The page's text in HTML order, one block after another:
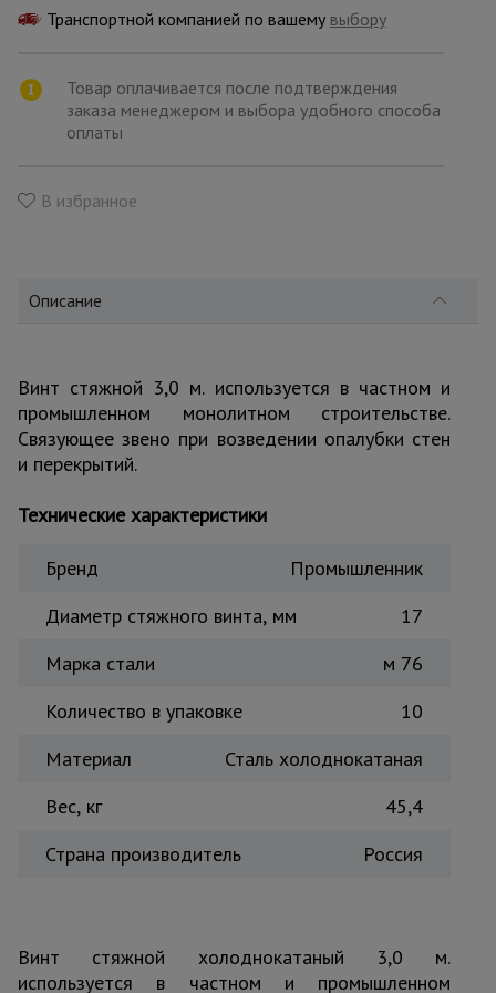
склада
Тачки
строительные
Сварочные
аппараты
Тепловые
Металл и
Транспортной компанией по вашему выбору
Товар оплачивается после подтверждения
заказа менеджером и выбора удобного способа
оплаты
В избранное
Описание
Винт стяжной 3,0 м. используется в частном и
промышленном монолитном строительстве.
Связующее звено при возведении опалубки стен
и перекрытий.
Технические характеристики
Бренд
Промышленник
Диаметр стяжного винта, мм
17
Марка стали
м 76
Количество в упаковке
10
Материал
Сталь холоднокатаная
Вес, кг
45,4
Страна производитель
Россия
Винт стяжной холоднокатаный 3,0 м.
используется в частном и промышленном